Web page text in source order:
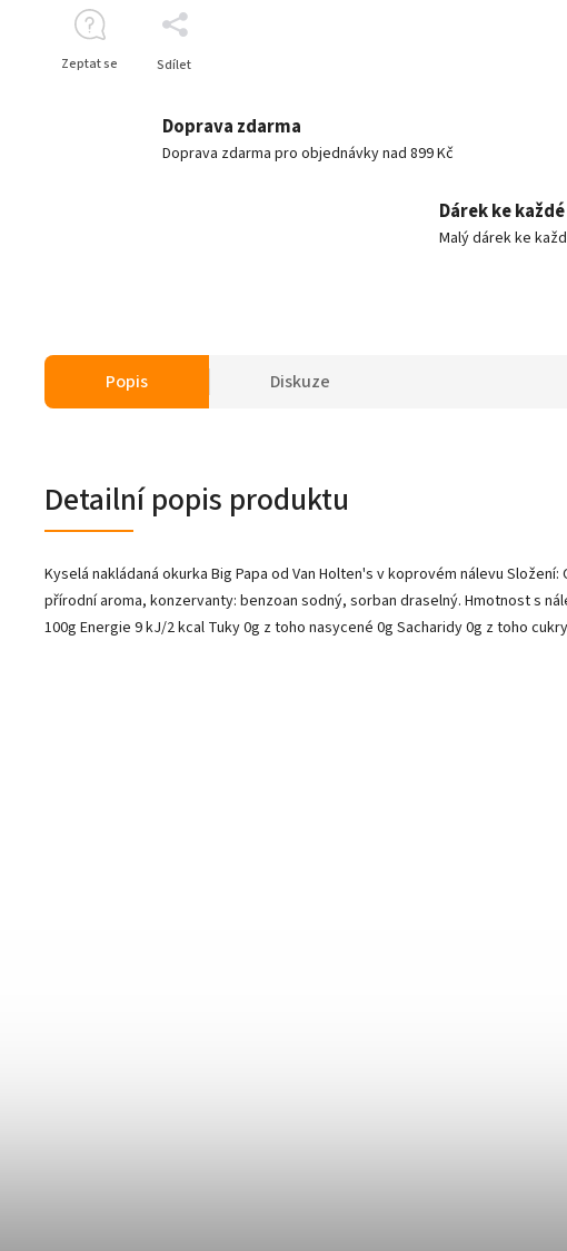
Zeptat se Sdílet
Doprava zdarma
Doprava zdarma pro objednávky nad 899 Kč
Dárek ke
Malý dárek ke
Popis Diskuze
Detailní popis produktu
Kyselá nakládaná okurka Big Papa od Van Holten's v koprovém nálevu
přírodní aroma, konzervanty: benzoan sodný, sorban draselný. Hmotnost s
100g Energie 9 kJ/2 kcal Tuky 0g z toho nasycené 0g Sacharidy 0g z toho